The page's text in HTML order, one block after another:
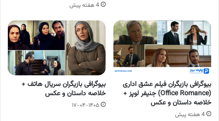
4 هفته پیش
بیوگرافی بازیگران فیلم عشق اداری
(Office Romance) جنیفر لوپز +
خلاصه داستان و عکس
4 هفته پیش
بیوگرافی بازیگران سریال هاتف +
خلاصه داستان و عکس
۱۷-۰۴-۱۴۰۵